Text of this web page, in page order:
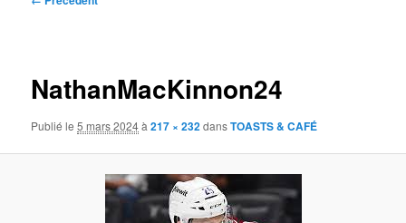
NathanMacKinnon24
Publié le5 mars 2024à217 × 232dansTOASTS & CAFÉ